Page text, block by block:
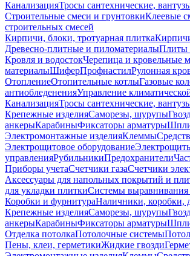
КанализацияТросы сантехнические,
Строительные смеси и грунтовкиКлеевые
строительных смесей
Кирпичи, блоки, тротуарная плитка
Древесно-плитные и пиломатериалыПлиты
Кровля и водостокЧерепица и кровельные
материалыШиферПрофнастилРулонная
ОтоплениеОтопительные котлыГазовые
антиобледененияУправление
КанализацияТросы сантехнические,
Крепежные изделияСаморезы, шурупы
анкерыКарабиныФиксаторы арматуры
Электромонтажные изделияКлеммы
Электрощитовое оборудование
управленияРубильникиПредохранители
Приборы учетаСчетчики газаСчетчики
Аксессуары для напольных покрытий и
для укладки плиткиСистемы выравнивания
Коробки и фурнитураНаличники, коробки,
Крепежные изделияСаморезы, шурупы
анкерыКарабиныФиксаторы арматуры
Отделка потолкаПотолочные системы
Пены, клеи, герметикиЖидкие гвозди